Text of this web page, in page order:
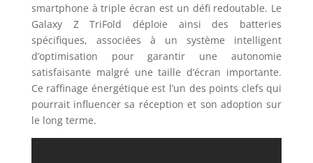
smartphone à triple écran est un défi redoutable. Le
Galaxy Z TriFold déploie ainsi des batteries
spécifiques, associées à un système intelligent
d’optimisation pour garantir une autonomie
satisfaisante malgré une taille d’écran importante.
Ce raffinage énergétique est l’un des points clefs qui
pourrait influencer sa réception et son adoption sur
le long terme.